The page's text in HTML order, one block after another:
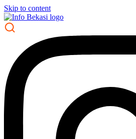
Skip to content